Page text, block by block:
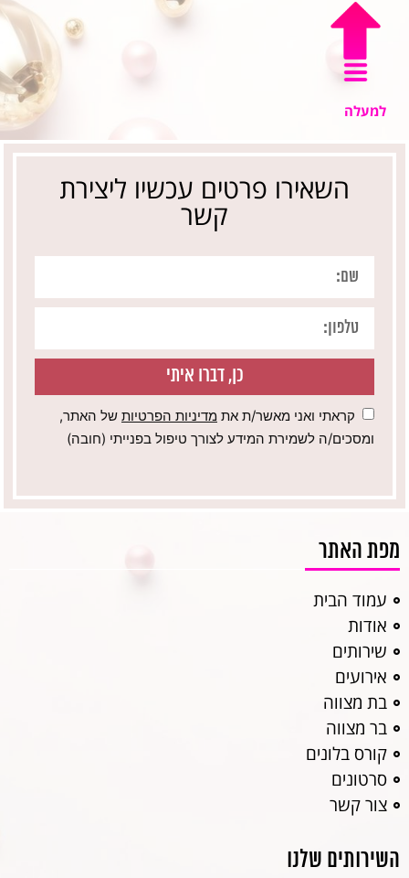
למעלה
השאירו פרטים עכשיו ליצירת
קשר
כן, דברו איתי
קראתי ואני מאשר/ת את מדיניות הפרטיות של האתר,
ומסכים/ה לשמירת המידע לצורך טיפול בפנייתי (חובה)
מפת האתר
עמוד הבית
אודות
שירותים
אירועים
בת מצווה
בר מצווה
קורס בלונים
סרטונים
צור קשר
השירותים שלנו